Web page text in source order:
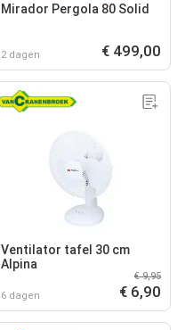
Mirador Pergola 80 Solid
2 dagen € 499,00
Ventilator tafel 30 cm
Alpina
6 dagen
€ 9,95
€ 6,90